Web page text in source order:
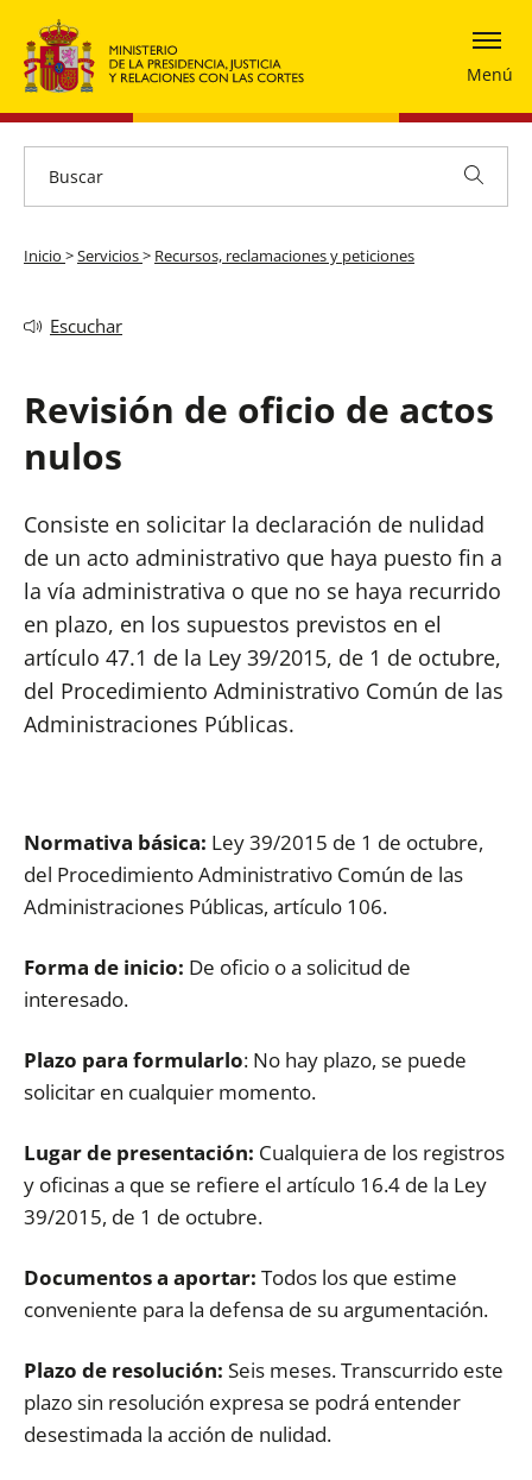
Menú
Inicio >Servicios> Recursos, reclamaciones y peticiones
Escuchar
Revisión de oficio de actos
nulos
Consiste en solicitar la declaración de nulidad
de un acto administrativo que haya puesto fin a
la vía administrativa o que no se haya recurrido
en plazo, en los supuestos previstos en el
artículo 47.1 de la Ley 39/2015, de 1 de octubre,
del Procedimiento Administrativo Común de las
Administraciones Públicas.
Normativa básica: Ley 39/2015 de 1 de octubre,
del Procedimiento Administrativo Común de las
Administraciones Públicas, artículo 106.
Forma de inicio: De oficio o a solicitud de
interesado.
Plazo para formularlo: No hay plazo, se puede
solicitar en cualquier momento.
Lugar de presentación: Cualquiera de los registros
y oficinas a que se refiere el artículo 16.4 de la Ley
39/2015, de 1 de octubre.
Documentos a aportar: Todos los que estime
conveniente para la defensa de su argumentación.
Plazo de resolución: Seis meses. Transcurrido este
plazo sin resolución expresa se podrá entender
desestimada la acción de nulidad.